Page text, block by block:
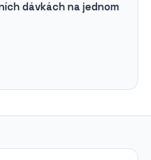
dávkách na jednom